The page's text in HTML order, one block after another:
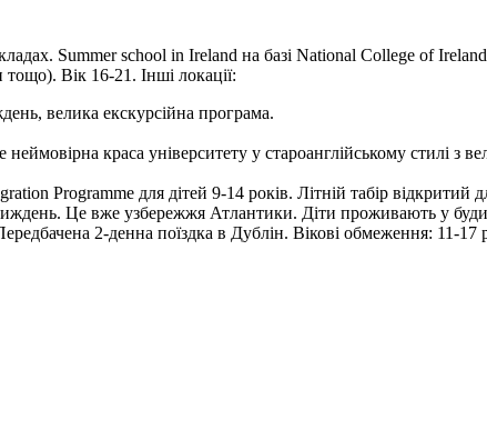
Summer school in Ireland на базі National College of
Вік 16-21. Інші локації:
велика екскурсійна програма.
краса університету у староанглійському стилі з
Programme для дітей 9-14 років. Літній табір відкритий
Це вже узбережжя Атлантики. Діти проживають у
2-денна поїздка в Дублін. Вікові обмеження: 11-17